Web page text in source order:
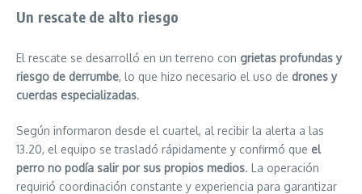
Un rescate de alto riesgo
El rescate se desarrolló en un terreno con grietas profundas y
riesgo de derrumbe, lo que hizo necesario el uso de drones y
cuerdas especializadas.
Según informaron desde el cuartel, al recibir la alerta a las
13.20, el equipo se trasladó rápidamente y confirmó que el
perro no podía salir por sus propios medios. La operación
requirió coordinación constante y experiencia para garantizar